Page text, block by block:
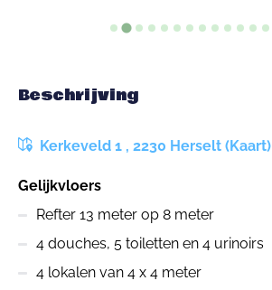
Beschrijving
Kerkeveld 1 , 2230 Herselt (Kaart)
Gelijkvloers
Refter 13 meter op 8 meter
4 douches, 5 toiletten en 4 urinoirs
4 lokalen van 4 x 4 meter